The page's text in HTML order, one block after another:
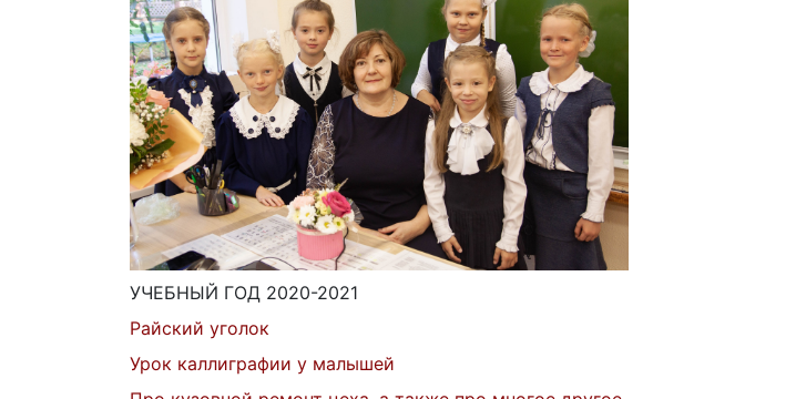
УЧЕБНЫЙ ГОД 2020-2021
Райский уголок
Урок каллиграфии у малышей